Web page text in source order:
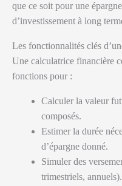
que ce soit pour une
d’investissement à long
Les fonctionnalités clés
Une calculatrice financière
fonctions pour :
Calculer la valeur
composés.
Estimer la durée
d’épargne donné.
Simuler des
trimestriels, annuels).